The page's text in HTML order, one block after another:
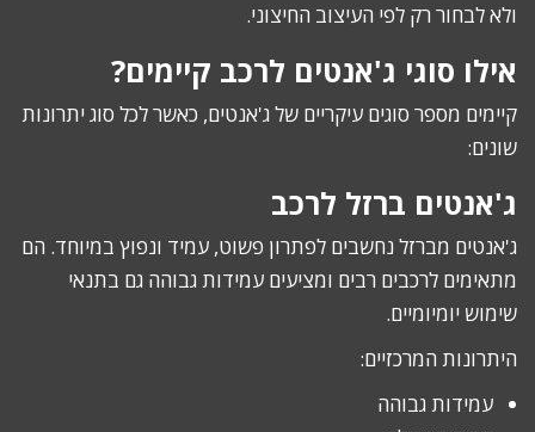
ולא לבחור רק לפי העיצוב החיצוני.
אילו סוגי ג'אנטים לרכב קיימים?
קיימים מספר סוגים עיקריים של ג'אנטים, כאשר לכל סוג יתרונות
שונים:
ג'אנטים ברזל לרכב
ג'אנטים מברזל נחשבים לפתרון פשוט, עמיד ונפוץ במיוחד. הם
מתאימים לרכבים רבים ומציעים עמידות גבוהה גם בתנאי
שימוש יומיומיים.
היתרונות המרכזיים:
עמידות גבוהה